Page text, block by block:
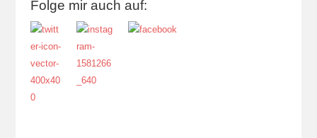
Folge mir auch auf: